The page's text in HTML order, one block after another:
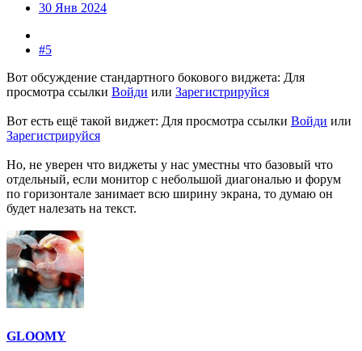
30 Янв 2024
#5
Вот обсуждение стандартного бокового виджета: Для
просмотра ссылки Войди или Зарегистрируйся
Вот есть ещё такой виджет: Для просмотра ссылки Войди или
Зарегистрируйся
Но, не уверен что виджеты у нас уместны что базовый что
отдельный, если монитор с небольшой диагональю и форум
по горизонтале занимает всю ширину экрана, то думаю он
будет налезать на текст.
GLOOMY